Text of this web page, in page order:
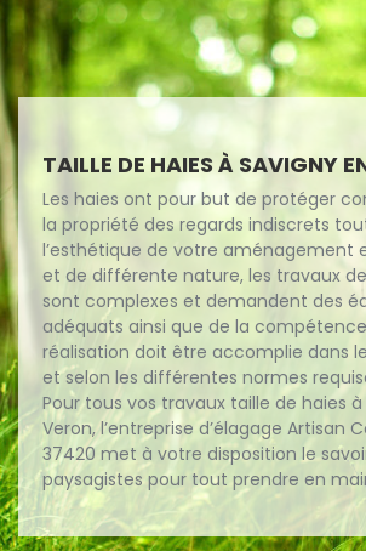
TAILLE DE HAIES À SAVIGNY
Les haies ont pour but de protéger
la propriété des regards indiscrets
l’esthétique de votre aménagement
et de différente nature, les travaux
sont complexes et demandent des
adéquats ainsi que de la
réalisation doit être accomplie dans
et selon les différentes normes
Pour tous vos travaux taille de haies à
Veron, l’entreprise d’élagage Artisan
37420 met à votre disposition le
paysagistes pour tout prendre en